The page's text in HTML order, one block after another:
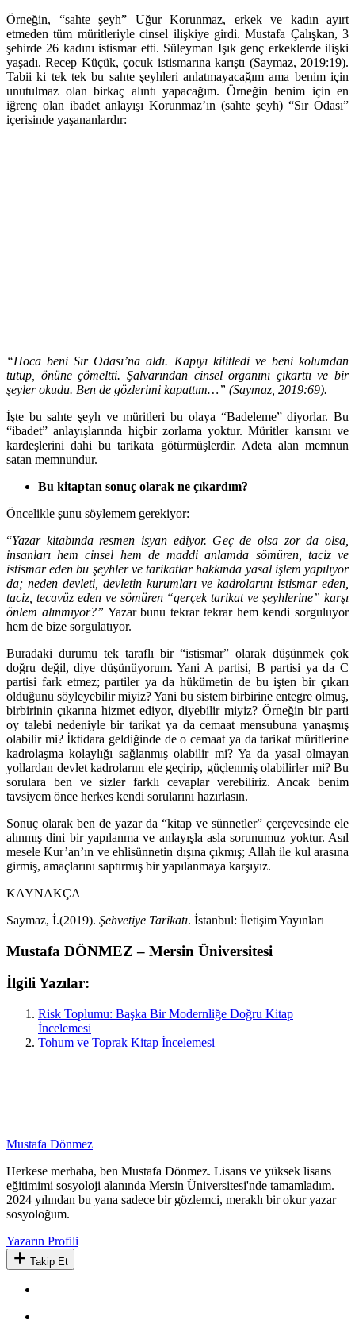
Örneğin, “sahte şeyh” Uğur Korunmaz, erkek ve kadın ayırt
etmeden tüm müritleriyle cinsel ilişkiye girdi. Mustafa Çalışkan, 3
şehirde 26 kadını istismar etti. Süleyman Işık genç erkeklerde ilişki
yaşadı. Recep Küçük, çocuk istismarına karıştı (Saymaz, 2019:19).
Tabii ki tek tek bu sahte şeyhleri anlatmayacağım ama benim için
unutulmaz olan birkaç alıntı yapacağım. Örneğin benim için en
iğrenç olan ibadet anlayışı Korunmaz’ın (sahte şeyh) “Sır Odası”
içerisinde yaşananlardır:
“Hoca beni Sır Odası’na aldı. Kapıyı kilitledi ve beni kolumdan
tutup, önüne çömeltti. Şalvarından cinsel organını çıkarttı ve bir
şeyler okudu. Ben de gözlerimi kapattım…” (Saymaz, 2019:69).
İşte bu sahte şeyh ve müritleri bu olaya “Badeleme” diyorlar. Bu
“ibadet” anlayışlarında hiçbir zorlama yoktur. Müritler karısını ve
kardeşlerini dahi bu tarikata götürmüşlerdir. Adeta alan memnun
satan memnundur.
Bu kitaptan sonuç olarak ne çıkardım?
Öncelikle şunu söylemem gerekiyor:
“Yazar kitabında resmen isyan ediyor. Geç de olsa zor da olsa,
insanları hem cinsel hem de maddi anlamda sömüren, taciz ve
istismar eden bu şeyhler ve tarikatlar hakkında yasal işlem yapılıyor
da; neden devleti, devletin kurumları ve kadrolarını istismar eden,
taciz, tecavüz eden ve sömüren “gerçek tarikat ve şeyhlerine” karşı
önlem alınmıyor?” Yazar bunu tekrar tekrar hem kendi sorguluyor
hem de bize sorgulatıyor.
Buradaki durumu tek taraflı bir “istismar” olarak düşünmek çok
doğru değil, diye düşünüyorum. Yani A partisi, B partisi ya da C
partisi fark etmez; partiler ya da hükümetin de bu işten bir çıkarı
olduğunu söyleyebilir miyiz? Yani bu sistem birbirine entegre olmuş,
birbirinin çıkarına hizmet ediyor, diyebilir miyiz? Örneğin bir parti
oy talebi nedeniyle bir tarikat ya da cemaat mensubuna yanaşmış
olabilir mi? İktidara geldiğinde de o cemaat ya da tarikat müritlerine
kadrolaşma kolaylığı sağlanmış olabilir mi? Ya da yasal olmayan
yollardan devlet kadrolarını ele geçirip, güçlenmiş olabilirler mi? Bu
sorulara ben ve sizler farklı cevaplar verebiliriz. Ancak benim
tavsiyem önce herkes kendi sorularını hazırlasın.
Sonuç olarak ben de yazar da “kitap ve sünnetler” çerçevesinde ele
alınmış dini bir yapılanma ve anlayışla asla sorunumuz yoktur. Asıl
mesele Kur’an’ın ve ehlisünnetin dışına çıkmış; Allah ile kul arasına
girmiş, amaçlarını saptırmış bir yapılanmaya karşıyız.
KAYNAKÇA
Saymaz, İ.(2019). Şehvetiye Tarikatı. İstanbul: İletişim Yayınları
Mustafa DÖNMEZ – Mersin Üniversitesi
İlgili Yazılar:
Risk Toplumu: Başka Bir Modernliğe Doğru Kitap
İncelemesi
Tohum ve Toprak Kitap İncelemesi
Mustafa Dönmez
Herkese merhaba, ben Mustafa Dönmez. Lisans ve yüksek lisans
eğitimimi sosyoloji alanında Mersin Üniversitesi'nde tamamladım.
2024 yılından bu yana sadece bir gözlemci, meraklı bir okur yazar
sosyoloğum.
Yazarın Profili
Takip Et